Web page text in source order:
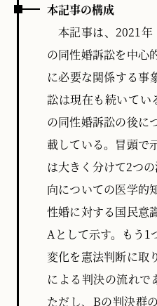
識、すなわち精神疾患など
という、医学的知見の変
知見の変化に、日本国民
の変化、同性婚を認める
流する。こうした流れは
がらも、婚姻に関しての
ばならないという論理を
この流れについては、主
婚訴訟での認定事実から
あるので、最低限の抜粋
化を掴めるようにした。
もう1つの流れは、最高
てである。事情の変化を
に関する判断においても
がれており、同性婚訴訟
そうすると、直感的には
の変化、すなわち医学的
本記事の構成
本記事は、2021
の同性婚訴訟を中心
に必要な関係する事
訟は現在も続いてい
の同性婚訴訟の後に
載している。冒頭で
は大きく分けて2つ
向についての医学的
性婚に対する国民意
Aとして示す。もう1
変化を憲法判断に取
による判決の流れで
ただし、Bの判決群